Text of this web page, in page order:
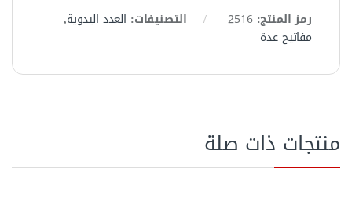
رمز المنتج:2516 التصنيفات: العدد اليدوية,
مفاتيح عدة
منتجات ذات صلة